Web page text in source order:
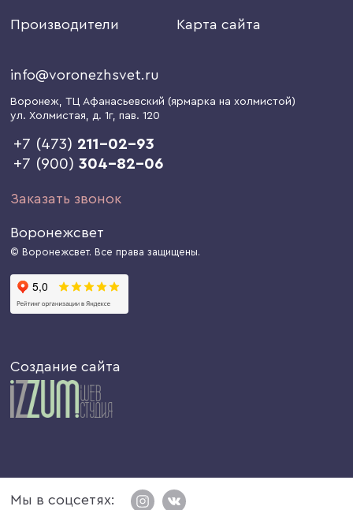
Производители Карта сайта
info@voronezhsvet.ru
Воронеж, ТЦ Афанасьевский (ярмарка на холмистой)
ул. Холмистая, д. 1г, пав. 120
+7 (473) 211-02-93
+7 (900)304-82-06
Заказать звонок
Воронежсвет
© Воронежсвет. Все права защищены.
Создание сайта
Мы в соцсетях: